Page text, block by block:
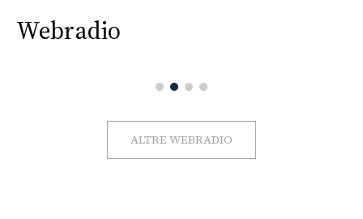
Webradio
ALTRE WEBRADIO